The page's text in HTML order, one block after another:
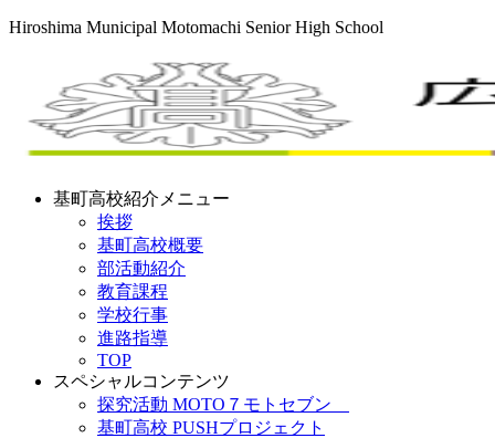
Hiroshima Municipal Motomachi Senior High School
基町高校紹介メニュー
挨拶
基町高校概要
部活動紹介
教育課程
学校行事
進路指導
TOP
スペシャルコンテンツ
探究活動 MOTO７モトセブン
基町高校 PUSHプロジェクト